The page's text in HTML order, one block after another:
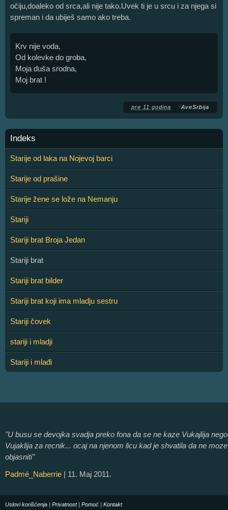
očiju,doaleko od srca,ali nije tako.Uvek ti je u srcu i za njega si
spreman i da ubiješ samo ako treba.
Krv nije voda,
Od kolevke do groba,
Moja duša srodna,
Moj brat !
pre 11 godina AveSrbija
Indeks
Starije od laka na Nojevoj barci
Starije od prašine
Starije žene se lože na Nemanju
Stariji
Stariji brat Broja Jedan
Stariji brat
Stariji brat bilder
Stariji brat koji ima mladju sestru
Stariji čovek
stariji i mladji
Stariji i mlađi
"U busu se devojka svadja preko fona da se ne kaze Vukajlija nego
Vujaklija za recnik... ocaj na njenom licu kad je shvatila da ne moze
objasniti"
Padmé_Naberrie | 11. Maj 2011.
Uslovi korišćenja | Privatnost| Pomoć | Kontakt